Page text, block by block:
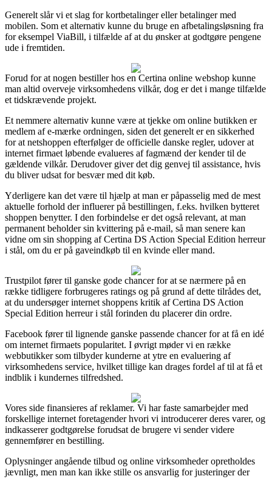
Generelt slår vi et slag for kortbetalinger eller betalinger med
mobilen. Som et alternativ kunne du bruge en afbetalingsløsning fra
for eksempel ViaBill, i tilfælde af at du ønsker at godtgøre pengene
ude i fremtiden.
Forud for at nogen bestiller hos en Certina online webshop kunne
man altid overveje virksomhedens vilkår, dog er det i mange tilfælde
et tidskrævende projekt.
Et nemmere alternativ kunne være at tjekke om online butikken er
medlem af e-mærke ordningen, siden det generelt er en sikkerhed
for at netshoppen efterfølger de officielle danske regler, udover at
internet firmaet løbende evalueres af fagmænd der kender til de
gældende vilkår. Derudover giver det dig genvej til assistance, hvis
du bliver udsat for besvær med dit køb.
Yderligere kan det være til hjælp at man er påpasselig med de mest
aktuelle forhold der influerer på bestillingen, f.eks. hvilken bytteret
shoppen benytter. I den forbindelse er det også relevant, at man
permanent beholder sin kvittering på e-mail, så man senere kan
vidne om sin shopping af Certina DS Action Special Edition herreur
i stål, om du er på gaveindkøb til en kvinde eller mand.
Trustpilot fører til ganske gode chancer for at se nærmere på en
række tidligere forbrugeres ratings og på grund af dette tilrådes det,
at du undersøger internet shoppens kritik af Certina DS Action
Special Edition herreur i stål forinden du placerer din ordre.
Facebook fører til lignende ganske passende chancer for at få en idé
om internet firmaets popularitet. I øvrigt møder vi en række
webbutikker som tilbyder kunderne at ytre en evaluering af
virksomhedens service, hvilket tillige kan drages fordel af til at få et
indblik i kundernes tilfredshed.
Vores side finansieres af reklamer. Vi har faste samarbejder med
forskellige internet foretagender hvori vi introducerer deres varer, og
indkasserer godtgørelse forudsat de brugere vi sender videre
gennemfører en bestilling.
Oplysninger angående tilbud og online virksomheder opretholdes
jævnligt, men man kan ikke stille os ansvarlig for justeringer der